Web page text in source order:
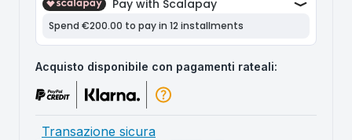
Acquisto disponibile con pagamenti rateali:
Transazione sicura